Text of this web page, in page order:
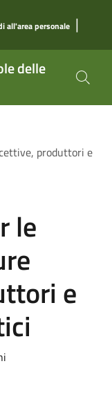
all'area personale |
delle
produttori e
le
e